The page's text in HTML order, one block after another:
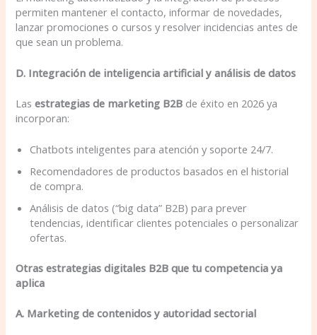
permiten mantener el contacto, informar de novedades,
lanzar promociones o cursos y resolver incidencias antes de
que sean un problema.
D. Integración de inteligencia artificial y análisis de datos
Lasestrategias de marketing B2B de éxito en 2026 ya
incorporan:
Chatbots inteligentes para atención y soporte 24/7.
Recomendadores de productos basados en el historial
de compra.
Análisis de datos (“big data” B2B) para prever
tendencias, identificar clientes potenciales o personalizar
ofertas.
Otras estrategias digitales B2B que tu competencia ya
aplica
A. Marketing de contenidos y autoridad sectorial